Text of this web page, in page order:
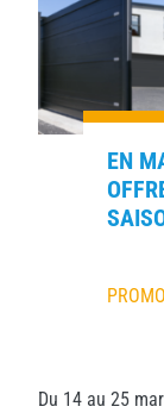
EN
Du 14 au 25